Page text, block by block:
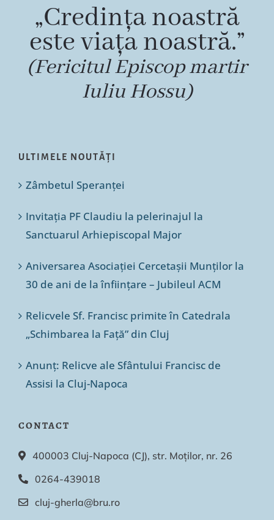
„Credința noastră
este viața noastră.”
(Fericitul Episcop martir
Iuliu Hossu)
ULTIMELE NOUTĂȚI
Zâmbetul Speranței
Invitația PF Claudiu la pelerinajul la
Sanctuarul Arhiepiscopal Major
Aniversarea Asociației Cercetașii Munților la
30 de ani de la înființare – Jubileul ACM
Relicvele Sf. Francisc primite în Catedrala
„Schimbarea la Față” din Cluj
Anunț: Relicve ale Sfântului Francisc de
Assisi la Cluj-Napoca
CONTACT
400003 Cluj-Napoca (CJ), str. Moților, nr. 26
0264-439018
cluj-gherla@bru.ro